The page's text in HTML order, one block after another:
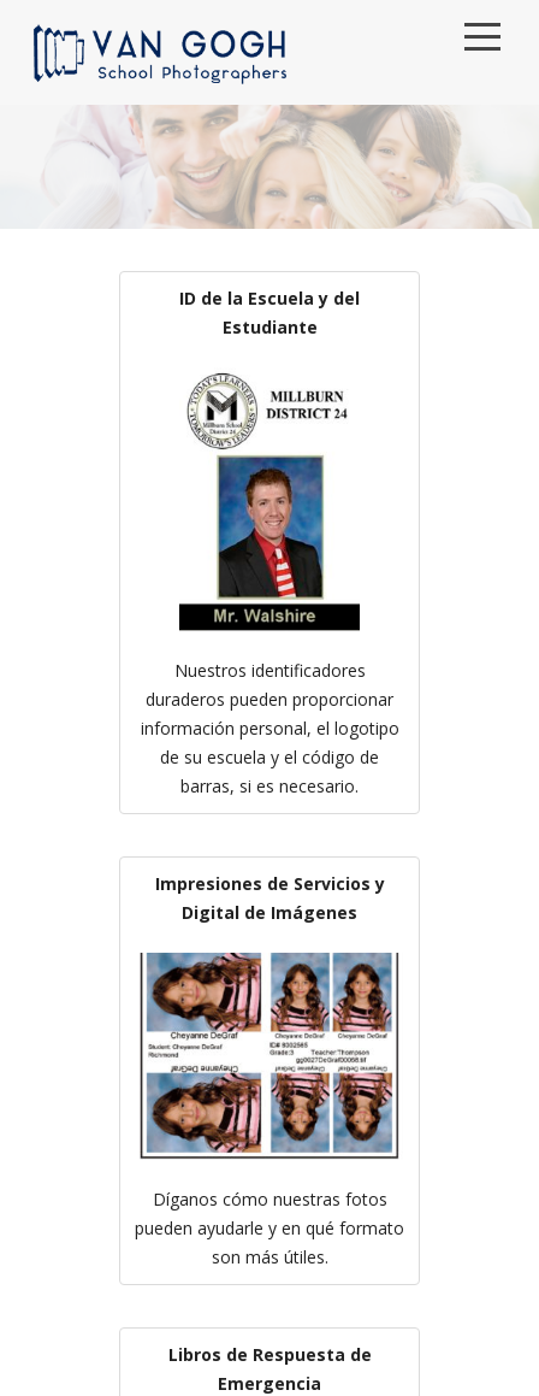
Que hace los SonrisasID de la Escuela y del
Estudiante
Nuestros identificadores
duraderos pueden proporcionar
información personal, el logotipo
de su escuela y el código de
barras, si es necesario.
Impresiones de Servicios y
Digital de Imágenes
Díganos cómo nuestras fotos
pueden ayudarle y en qué formato
son más útiles.
Libros de Respuesta de
Emergencia